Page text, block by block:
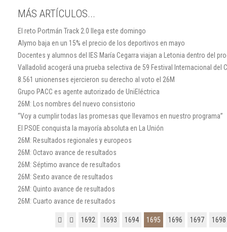
MÁS ARTÍCULOS...
El reto Portmán Track 2.0 llega este domingo
Alymo baja en un 15% el precio de los deportivos en mayo
Docentes y alumnos del IES María Cegarra viajan a Letonia dentro del
Valladolid acogerá una prueba selectiva de 59 Festival Internacional del
8.561 unionenses ejercieron su derecho al voto el 26M
Grupo PACC es agente autorizado de UniEléctrica
26M: Los nombres del nuevo consistorio
“Voy a cumplir todas las promesas que llevamos en nuestro programa”
El PSOE conquista la mayoría absoluta en La Unión
26M: Resultados regionales y europeos
26M: Octavo avance de resultados
26M: Séptimo avance de resultados
26M: Sexto avance de resultados
26M: Quinto avance de resultados
26M: Cuarto avance de resultados
1692 1693 1694 1695 1696 1697 1698